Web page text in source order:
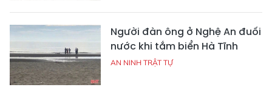
Người đàn ông ở Nghệ An đuối
nước khi tắm biển Hà Tĩnh
AN NINH TRẬT TỰ